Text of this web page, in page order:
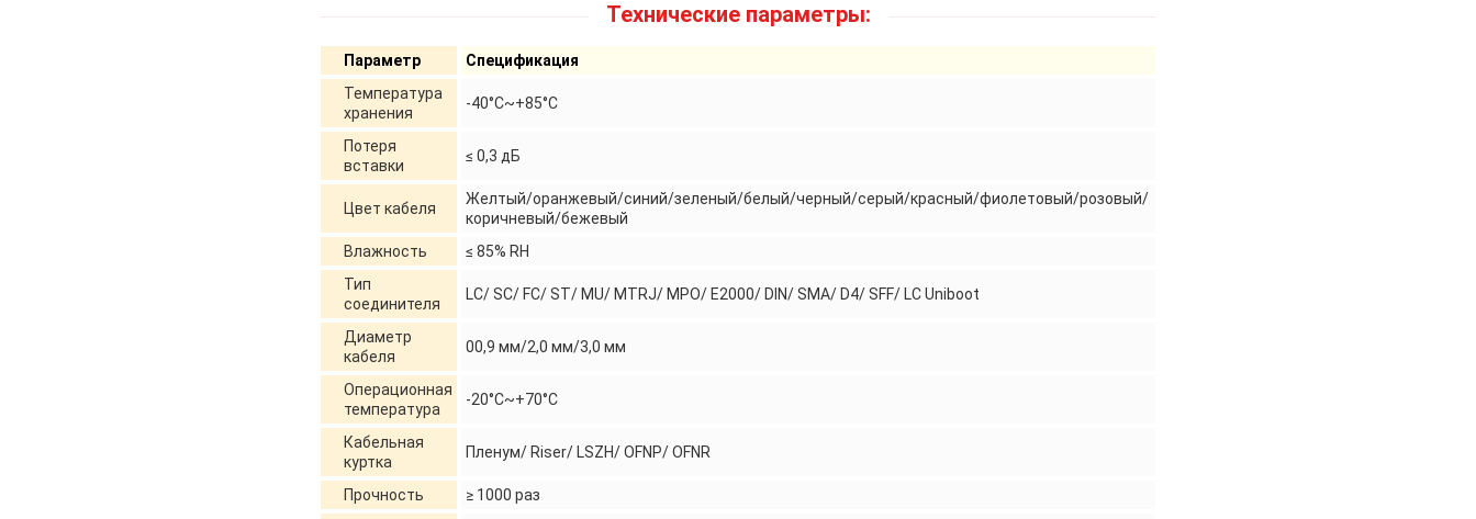
Технические параметры:
Параметр
Спецификация
Температура
хранения
-40°C~+85°C
Потеря
вставки
≤ 0,3 дБ
Цвет кабеля
Желтый/оранжевый/синий/зеленый/белый/черный/серый/красный/фиолетовый/розовый/
коричневый/бежевый
Влажность
≤ 85% RH
Тип
соединителя
LC/ SC/ FC/ ST/ MU/ MTRJ/ MPO/ E2000/ DIN/ SMA/ D4/ SFF/ LC Uniboot
Диаметр
кабеля
00,9 мм/2,0 мм/3,0 мм
Операционная
температура
-20°C~+70°C
Кабельная
куртка
Пленум/ Riser/ LSZH/ OFNP/ OFNR
Прочность ≥ 1000 раз